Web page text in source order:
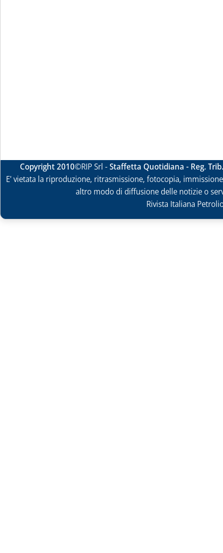
Copyright 2010©RIP Srl -Staffetta Quotidiana - Reg.
E' vietata la riproduzione, ritrasmissione, fotocopia,
altro modo di diffusione delle notizie o
Rivista Italiana